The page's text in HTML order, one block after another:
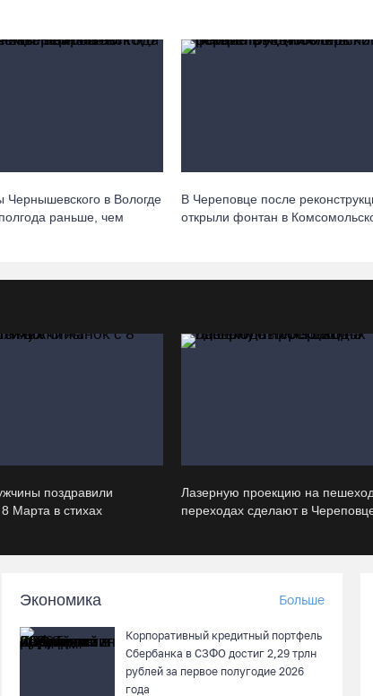
Чернышевского в Вологде
раньше, чем
В Череповце после
открыли фонтан в
поздравили
Марта в стихах
Лазерную проекцию на
переходах сделают в
Экономика Больше
Корпоративный кредитный портфель
Сбербанка в СЗФО достиг 2,29 трлн
рублей за первое полугодие 2026
года